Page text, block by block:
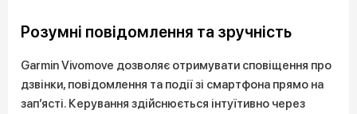
Розумні повідомлення та зручність
Garmin Vivomove дозволяє отримувати сповіщення про
дзвінки, повідомлення та події зі смартфона прямо на
зап’ясті. Керування здійснюється інтуїтивно через